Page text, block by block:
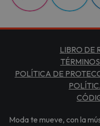
LIBRO DE
POLÍTICA DE
Moda te mueve, con la